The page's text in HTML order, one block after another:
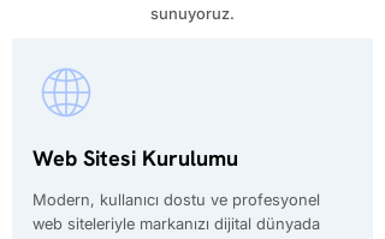
sunuyoruz.
Web Sitesi Kurulumu
Modern, kullanıcı dostu ve profesyonel
web siteleriyle markanızı dijital dünyada